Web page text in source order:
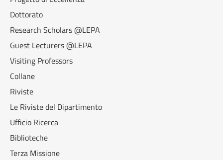
Dottorato
Research Scholars @LEPA
Guest Lecturers @LEPA
Visiting Professors
Collane
Riviste
Le Riviste del Dipartimento
Ufficio Ricerca
Biblioteche
Terza Missione